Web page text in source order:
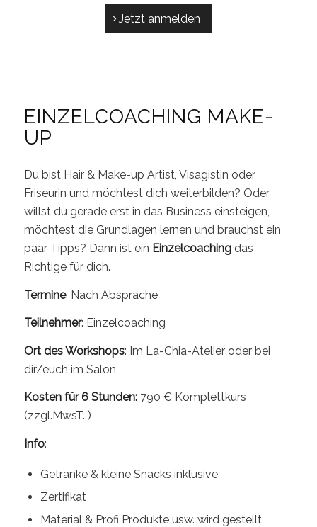
Jetzt anmelden
EINZELCOACHING MAKE-
UP
Du bist Hair & Make-up Artist, Visagistin oder
Friseurin und möchtest dich weiterbilden? Oder
willst du gerade erst in das Business einsteigen,
möchtest die Grundlagen lernen und brauchst ein
paar Tipps? Dann ist ein Einzelcoachingdas
Richtige für dich.
Termine: Nach Absprache
Teilnehmer: Einzelcoaching
Ort des Workshops: Im La-Chia-Atelier oder bei
dir/euch im Salon
Kosten für 6 Stunden:790 € Komplettkurs
(zzgl.MwsT. )
Info:
Getränke & kleine Snacks inklusive
Zertifikat
Material & Profi Produkte usw. wird gestellt